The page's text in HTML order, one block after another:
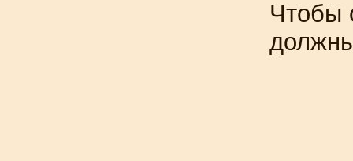
Чтобы